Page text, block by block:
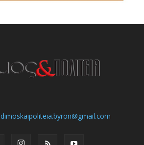
dimoskaipoliteia.byron@gmail.com